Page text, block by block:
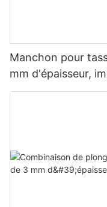
Manchon pour
mm d'épaisseur,
thermique.